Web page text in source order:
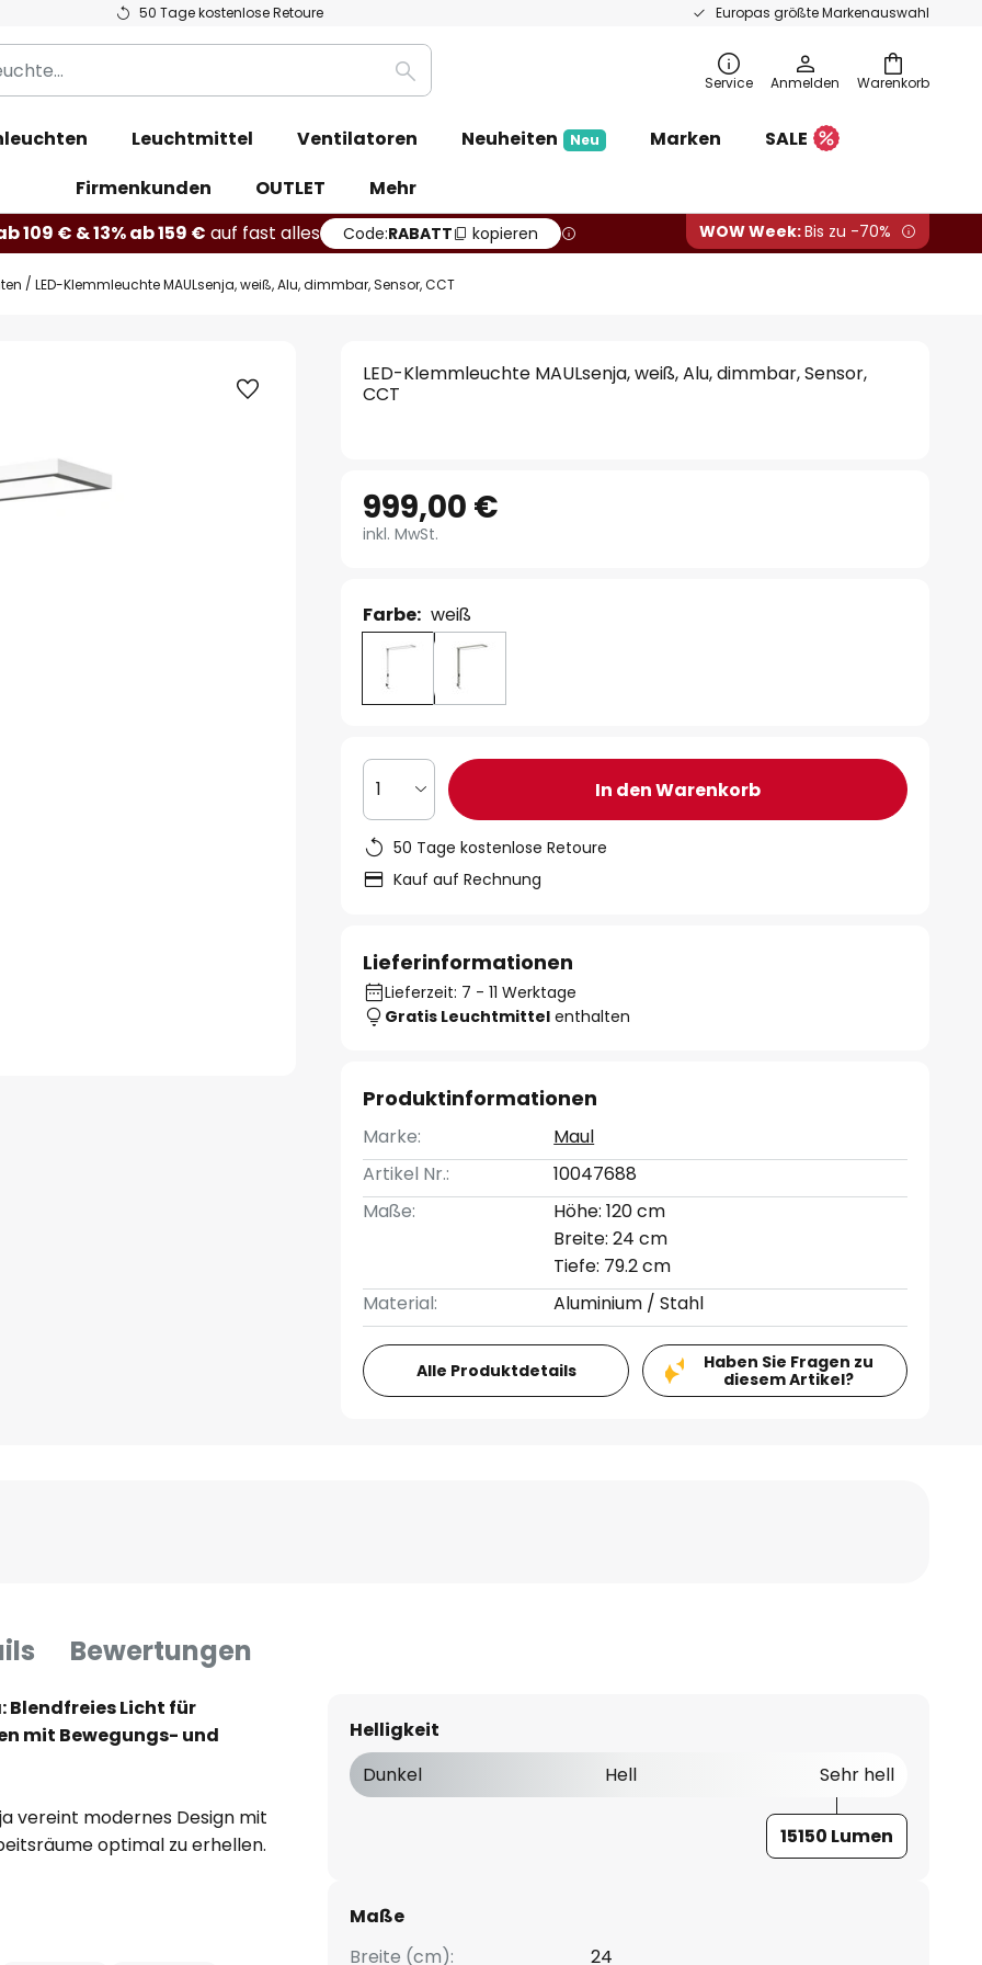
50 Tage kostenlose Retoure Europas größte Markenauswahl
Warenkorb
Suche Service Anmelden
Leuchtmittel Ventilatoren Neuheiten Neu Marken
SALE
Firmenkunden
OUTLET
Mehr
109 € & 13% ab 159 € auf fast alles Code:RABATT kopieren WOW Week:Bis zu -70%
LED-Klemmleuchte MAULsenja, weiß, Alu, dimmbar, Sensor, CCT
LED-Klemmleuchte MAULsenja, weiß, Alu, dimmbar, Sensor,
CCT
999,00 €
inkl. MwSt.
Farbe: weiß
1 In den Warenkorb
50 Tage kostenlose Retoure
Kauf auf Rechnung
Lieferinformationen
Lieferzeit: 7 - 11 Werktage
Gratis Leuchtmittel enthalten
Produktinformationen
Marke:
Maul
Artikel Nr.:
10047688
Maße:
Höhe: 120 cm
Breite: 24 cm
Tiefe: 79.2 cm
Material:
Aluminium / Stahl
Alle Produktdetails
Haben Sie Fragen zu
diesem Artikel?
Bewertungen
Blendfreies Licht für
mit Bewegungs- und
vereint modernes Design mit
optimal zu erhellen.
bietet diese Leuchte
für eine gleichmäßige
Helligkeit
Dunkel
Hell Sehr hell
15150 Lumen
Maße
Breite (cm):
24